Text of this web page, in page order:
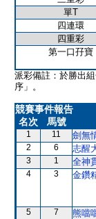
單T
四連環
四重彩
第一口孖寶
派彩備註：於勝出
序」。
競賽事件報告
名次
馬號
1 11 劍無
2 6 志醒
3 1 全神
4 3 金鑽
5 7 熊噹